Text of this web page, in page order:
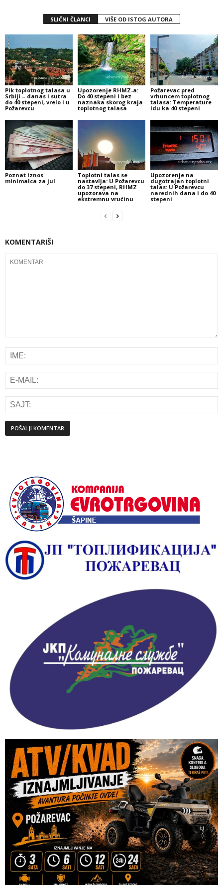
SLIČNI ČLANCI VIŠE OD ISTOG AUTORA
Pik toplotnog talasa u
Srbiji – danas i sutra
do 40 stepeni, vrelo i u
Požarevcu
Upozorenje RHMZ-a:
Do 40 stepeni i bez
naznaka skorog kraja
toplotnog talasa
Požarevac pred
vrhuncem toplotnog
talasa: Temperature
idu ka 40 stepeni
Poznat iznos
minimalca za jul
Toplotni talas se
nastavlja: U Požarevcu
do 37 stepeni, RHMZ
upozorava na
ekstremnu vrućinu
Upozorenje na
dugotrajan toplotni
talas: U Požarevcu
narednih dana i do 40
stepeni
KOMENTARIŠI